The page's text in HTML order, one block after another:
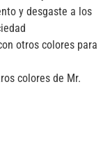
y desgaste a los
otros colores para
colores de Mr.